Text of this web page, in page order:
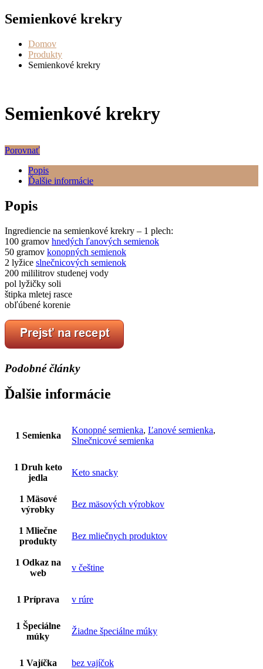
Semienkové krekry
Domov
Produkty
Semienkové krekry
Semienkové krekry
Porovnať
Popis
Ďalšie informácie
Popis
Ingrediencie na semienkové krekry – 1 plech:
100 gramov hnedých ľanových semienok
50 gramov konopných semienok
2 lyžice slnečnicových semienok
200 mililitrov studenej vody
pol lyžičky soli
štipka mletej rasce
obľúbené korenie
Podobné články
Ďalšie informácie
1 Semienka
Konopné semienka, Ľanové semienka,
Slnečnicové semienka
1 Druh keto
jedla
Keto snacky
1 Mäsové
výrobky
Bez mäsových výrobkov
1 Mliečne
produkty
Bez mliečnych produktov
1 Odkaz na
web
v češtine
1 Príprava v rúre
1 Špeciálne
múky
Žiadne špeciálne múky
1 Vajíčka bez vajíčok